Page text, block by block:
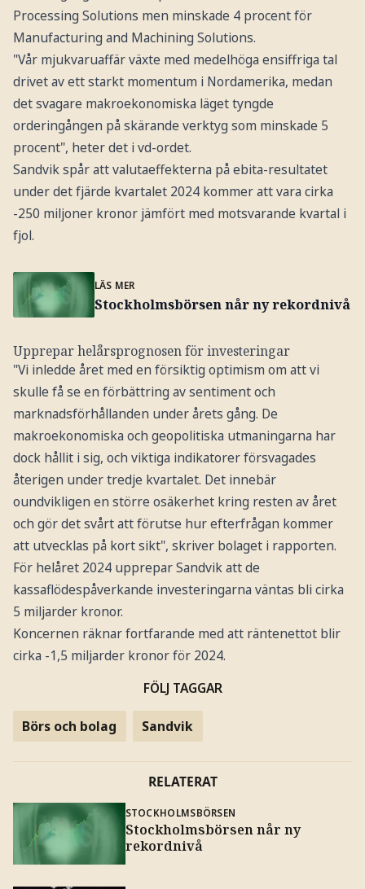
Processing Solutions men minskade 4 procent för
Manufacturing and Machining Solutions.
"Vår mjukvaruaffär växte med medelhöga ensiffriga tal
drivet av ett starkt momentum i Nordamerika, medan
det svagare makroekonomiska läget tyngde
orderingången på skärande verktyg som minskade 5
procent", heter det i vd-ordet.
Sandvik spår att valutaeffekterna på ebita-resultatet
under det fjärde kvartalet 2024 kommer att vara cirka
-250 miljoner kronor jämfört med motsvarande kvartal i
fjol.
LÄS MER
Stockholmsbörsen når ny rekordnivå
Upprepar helårsprognosen för investeringar
"Vi inledde året med en försiktig optimism om att vi
skulle få se en förbättring av sentiment och
marknadsförhållanden under årets gång. De
makroekonomiska och geopolitiska utmaningarna har
dock hållit i sig, och viktiga indikatorer försvagades
återigen under tredje kvartalet. Det innebär
oundvikligen en större osäkerhet kring resten av året
och gör det svårt att förutse hur efterfrågan kommer
att utvecklas på kort sikt", skriver bolaget i rapporten.
För helåret 2024 upprepar Sandvik att de
kassaflödespåverkande investeringarna väntas bli cirka
5 miljarder kronor.
Koncernen räknar fortfarande med att räntenettot blir
cirka -1,5 miljarder kronor för 2024.
FÖLJ TAGGAR
Börs och bolag Sandvik
RELATERAT
STOCKHOLMSBÖRSEN
Stockholmsbörsen når ny
rekordnivå